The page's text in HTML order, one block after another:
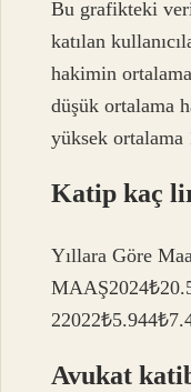
Bu grafikteki
katılan
hakimin
düşük ortalama
yüksek ortalama
Katip kaç
Yıllara Göre
Avukat